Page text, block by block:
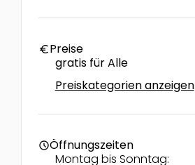
euroPreise
gratis für Alle
Preiskategorien anzeigen
scheduleÖffnungszeiten
Montag bis Sonntag: